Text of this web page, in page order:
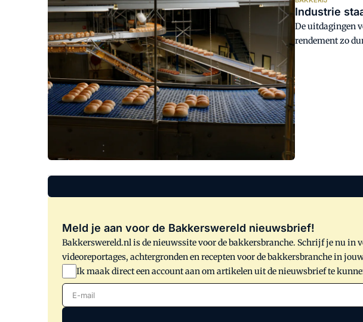
Industrie
De uitdagingen
rendement zo
Meld je aan voor de Bakkerswereld nieuwsbrief!
Bakkerswereld.nl is de nieuwssite voor de bakkersbranche. Schrijf je nu in
videoreportages, achtergronden en recepten voor de bakkersbranche in
Ik maak direct een account aan om artikelen uit de nieuwsbrief te
E-mail